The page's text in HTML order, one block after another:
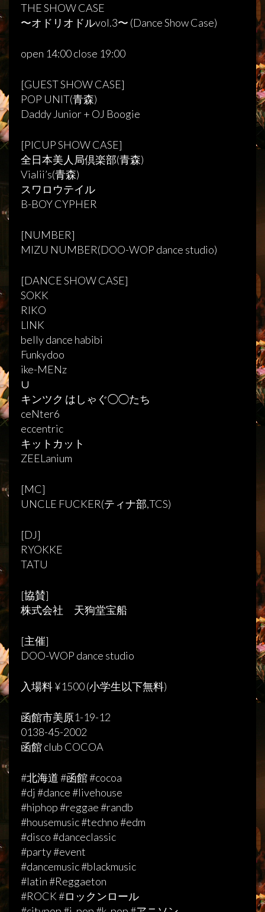
THE SHOW CASE
〜オドリオドルvol.3〜 (Dance Show Case)
open 14:00 close 19:00
[GUEST SHOW CASE]
POP UNIT(青森)
Daddy Junior + OJ Boogie
[PICUP SHOW CASE]
全日本美人局倶楽部(青森)
Vialii’s(青森)
スワロウテイル
B-BOY CYPHER
[NUMBER]
MIZU NUMBER(DOO-WOP dance studio)
[DANCE SHOW CASE]
SOKK
RIKO
LINK
belly dance habibi
Funkydoo
ike-MENz
∪
キンツク はしゃぐ◯◯たち
ceNter6
eccentric
キットカット
ZEELanium
[MC]
UNCLE FUCKER(ティナ部,TCS)
[DJ]
RYOKKE
TATU
[協賛]
株式会社 天狗堂宝船
[主催]
DOO-WOP dance studio
入場料 ¥1500 (小学生以下無料)
函館市美原1-19-12
0138-45-2002
函館 club COCOA
#北海道 #函館 #cocoa
#dj #dance #livehouse
#hiphop #reggae #randb
#housemusic #techno #edm
#disco #danceclassic
#party #event
#dancemusic #blackmusic
#latin #Reggaeton
#ROCK #ロックンロール